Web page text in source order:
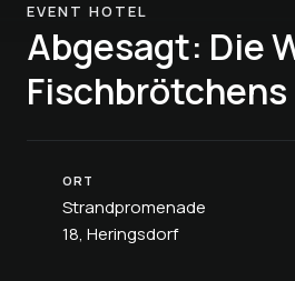
EVENT HOTEL
Abgesagt: Die
Fischbrötchens
ORT
Strandpromenade
18, Heringsdorf